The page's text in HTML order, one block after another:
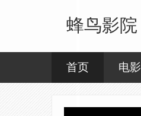
蜂鸟影院
首页 电影